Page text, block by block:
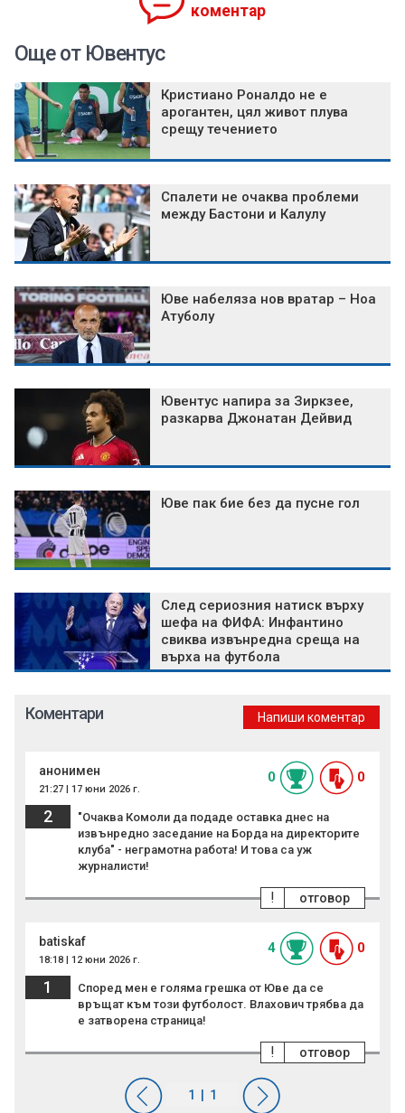
коментар
Още от Ювентус
Кристиано Роналдо не е
арогантен, цял живот плува
срещу течението
Спалети не очаква проблеми
между Бастони и Калулу
Юве набеляза нов вратар – Ноа
Атуболу
Ювентус напира за Зиркзее,
разкарва Джонатан Дейвид
Юве пак бие без да пусне гол
След сериозния натиск върху
шефа на ФИФА: Инфантино
свиква извънредна среща на
върха на футбола
Коментари Напиши коментар
анонимен
21:27 | 17 юни 2026 г.
0 0
2
"Очаква Комоли да подаде оставка днес на
извънредно заседание на Борда на директорите
клуба" - неграмотна работа! И това са уж
журналисти!
отговор
!
batiskaf
18:18 | 12 юни 2026 г.
4 0
1
Според мен е голяма грешка от Юве да се
връщат към този футболост. Влахович трябва да
е затворена страница!
отговор
!